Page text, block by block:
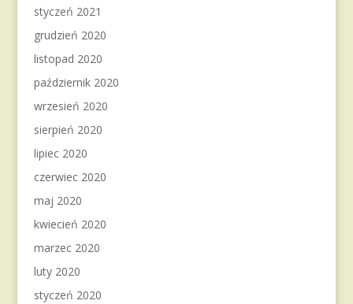
styczeń 2021
grudzień 2020
listopad 2020
październik 2020
wrzesień 2020
sierpień 2020
lipiec 2020
czerwiec 2020
maj 2020
kwiecień 2020
marzec 2020
luty 2020
styczeń 2020